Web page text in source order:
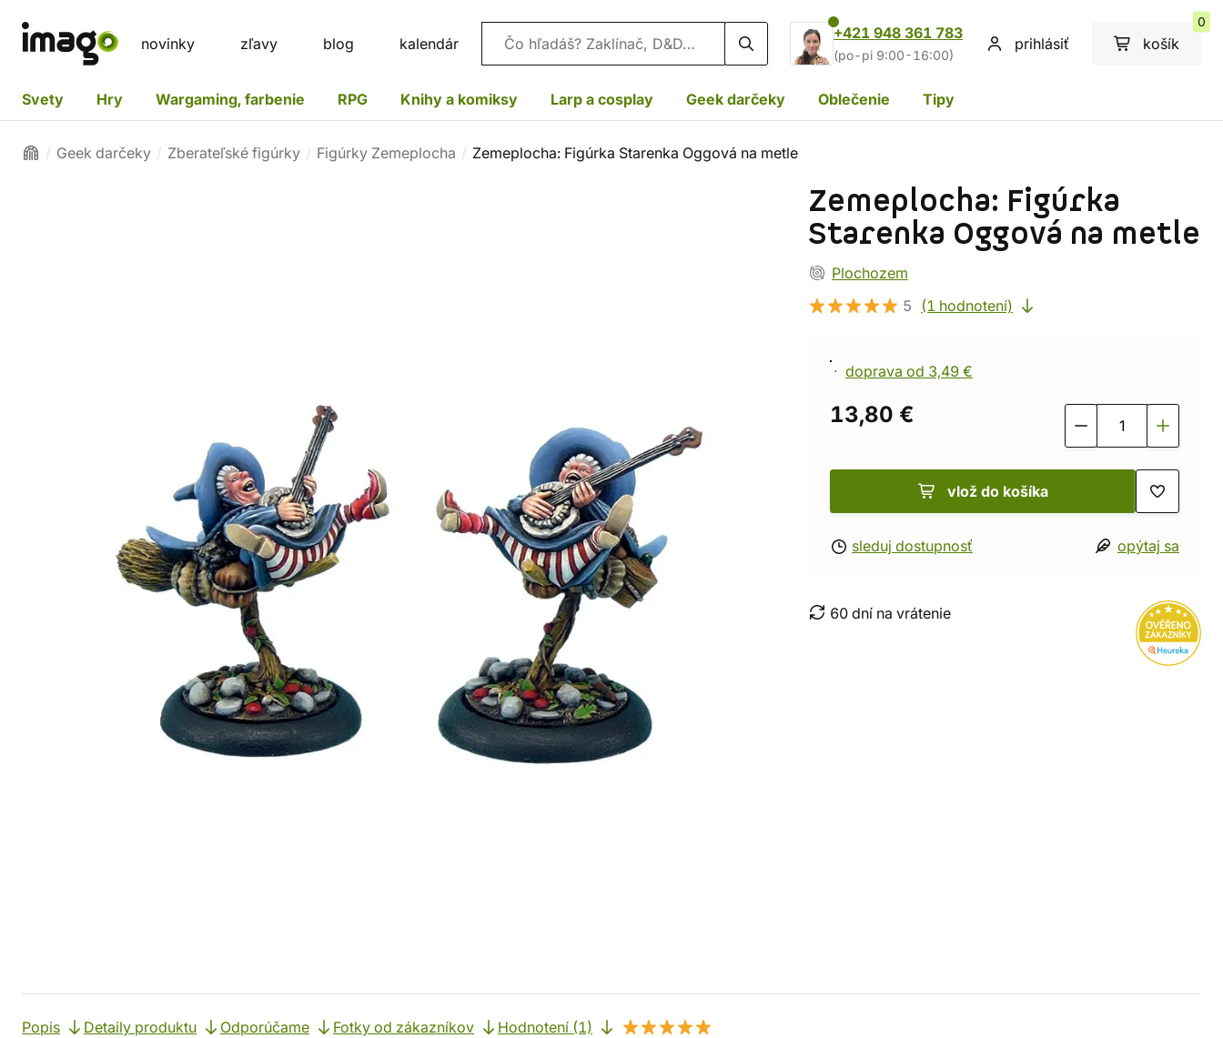
novinky zľavy blog kalendár Vyhľadávanie
+421 948 361 783
(po-pi 9:00-16:00)
prihlásiť košík
0
Svety Hry Wargaming, farbenie RPG Knihy a komiksy Larp a cosplay Geek darčeky Oblečenie Tipy
Geek darčeky Zberateľské figúrky Figúrky Zemeplocha Zemeplocha: Figúrka Starenka Oggová na metle
Zemeplocha: Figúrka
Starenka Oggová na metle
Plochozem
5
(1 hodnotení)
doprava od 3,49 €
13,80 €
vlož do košíka
sleduj dostupnosť opýtaj sa
60 dní na vrátenie
Popis Detaily produktu Odporúčame Fotky od zákazníkov Hodnotení (1)